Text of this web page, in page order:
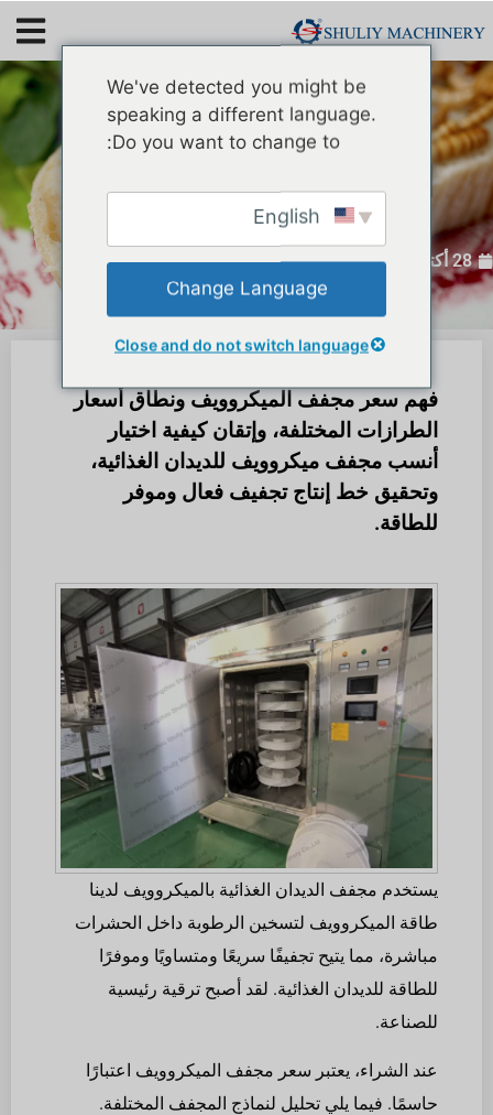
ما هو سعر مجفف
الميكروويف في تربية
الديدان الغذائية؟
28 أكتوبر 2025
فهم سعر مجفف الميكروويف ونطاق أسعار
الطرازات المختلفة، وإتقان كيفية اختيار
أنسب مجفف ميكروويف للديدان الغذائية،
وتحقيق خط إنتاج تجفيف فعال وموفر
للطاقة.
يستخدم مجفف الديدان الغذائية بالميكروويف لدينا
طاقة الميكروويف لتسخين الرطوبة داخل الحشرات
مباشرة، مما يتيح تجفيفًا سريعًا ومتساويًا وموفرًا
للطاقة للديدان الغذائية. لقد أصبح ترقية رئيسية
للصناعة.
عند الشراء، يعتبر سعر مجفف الميكروويف اعتبارًا
حاسمًا. فيما يلي تحليل لنماذج المجفف المختلفة.
We've detected you might be
speaking a different language.
Do you want to change to:
Change Language
Close and do not switch language